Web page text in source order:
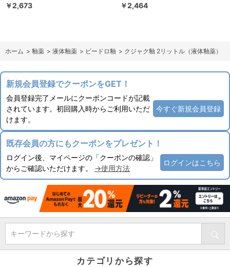
￥2,673
￥2,464
ホーム > 釉薬 > 液体釉薬 > ビードロ釉 > クジャク釉 2リットル（液体釉薬）
新規会員登録でクーポンをGET！
会員登録完了メールにクーポンコードが記載
されています。初回購入時からご利用いただ
けます。
今すぐ新規会員登録
既存会員の方にもクーポンをプレゼント！
ログイン後、マイページの「クーポンの確認」
からご確認いただけます。 →使用方法
ログインはこちら
キーワードから探す
カテゴリから探す